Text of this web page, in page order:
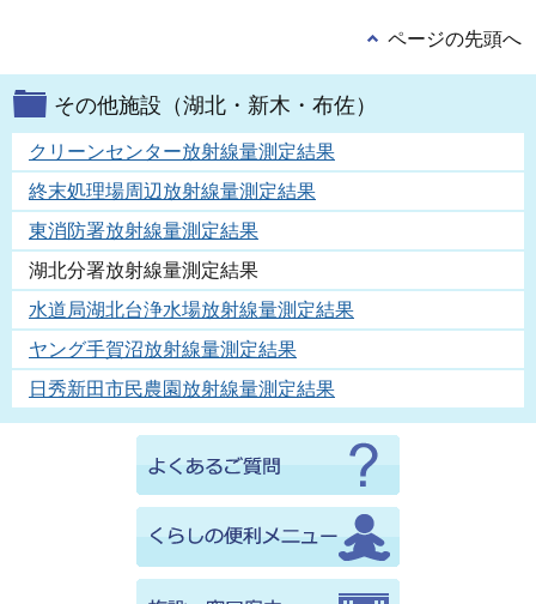
ページの先頭へ
その他施設（湖北・新木・布佐）
クリーンセンター放射線量測定結果
終末処理場周辺放射線量測定結果
東消防署放射線量測定結果
湖北分署放射線量測定結果
水道局湖北台浄水場放射線量測定結果
ヤング手賀沼放射線量測定結果
日秀新田市民農園放射線量測定結果